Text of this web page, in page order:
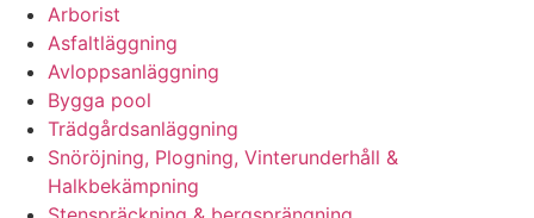
Arborist
Asfaltläggning
Avloppsanläggning
Bygga pool
Trädgårdsanläggning
Snöröjning, Plogning, Vinterunderhåll &
Halkbekämpning